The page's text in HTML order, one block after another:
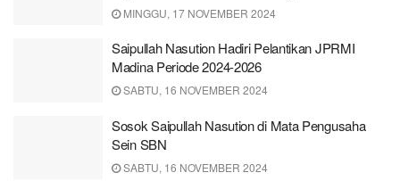
MINGGU, 17 NOVEMBER 2024
Saipullah Nasution Hadiri Pelantikan JPRMI
Madina Periode 2024-2026
SABTU, 16 NOVEMBER 2024
Sosok Saipullah Nasution di Mata Pengusaha
Sein SBN
SABTU, 16 NOVEMBER 2024